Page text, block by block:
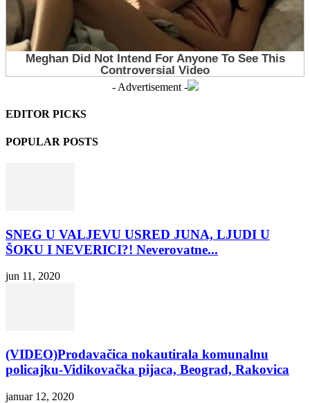
- Advertisement -
EDITOR PICKS
POPULAR POSTS
SNEG U VALJEVU USRED JUNA, LJUDI U
ŠOKU I NEVERICI?! Neverovatne...
jun 11, 2020
(VIDEO)Prodavačica nokautirala komunalnu
policajku-Vidikovačka pijaca, Beograd, Rakovica
januar 12, 2020